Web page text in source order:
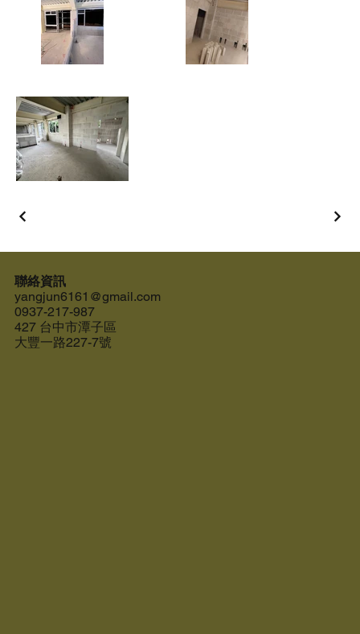
聯絡資訊
yangjun6161@gmail.com
0937-217-987
427 台中市潭子區
大豐一路227-7號